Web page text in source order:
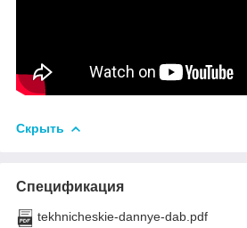
Скрыть
Спецификация
tekhnicheskie-dannye-dab.pdf